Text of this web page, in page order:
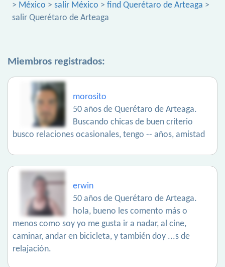
> México > salir México > find Querétaro de Arteaga >
salir Querétaro de Arteaga
Miembros registrados:
morosito
50 años de Querétaro de Arteaga.
Buscando chicas de buen criterio
busco relaciones ocasionales, tengo -- años, amistad
erwin
50 años de Querétaro de Arteaga.
hola, bueno les comento más o
menos como soy yo me gusta ir a nadar, al cine,
caminar, andar en bicicleta, y también doy ...s de
relajación.